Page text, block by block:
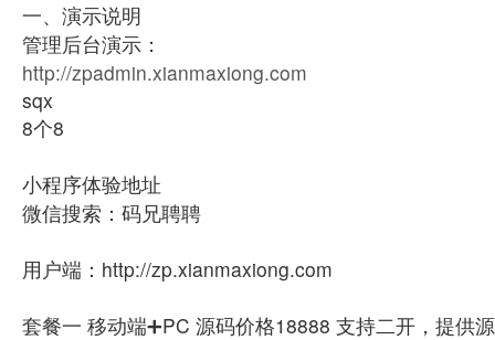
一、演示说明
管理后台演示：
http://zpadmin.xianmaxiong.com
sqx
8个8
小程序体验地址
微信搜索：码兄聘聘
用户端：http://zp.xianmaxiong.com
套餐一 移动端➕PC 源码价格18888 支持二开，提供